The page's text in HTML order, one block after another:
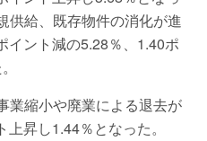
供給、既存物件の消化が進
イント減の5.28％、1.40ポ
業縮小や廃業による退去が
昇し1.44％となった。